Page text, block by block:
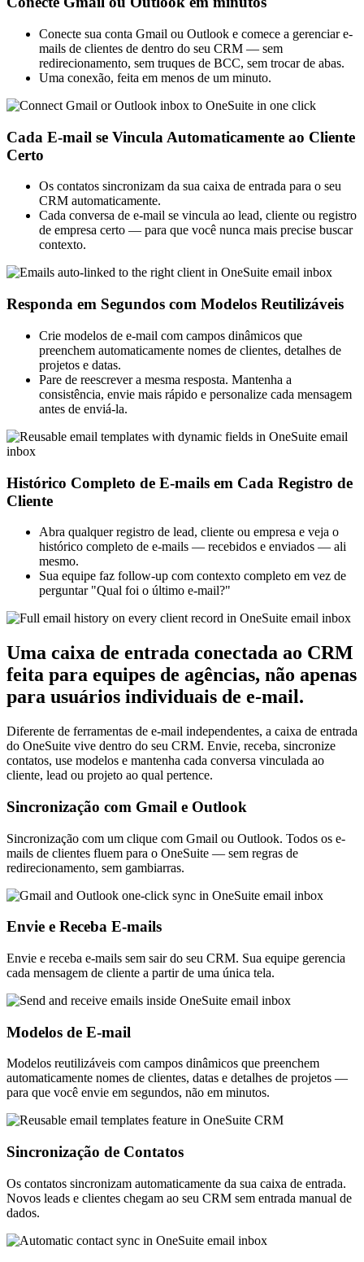
Conecte sua conta Gmail ou Outlook e comece a gerenciar e-
mails de clientes de dentro do seu CRM — sem
redirecionamento, sem truques de BCC, sem trocar de abas.
Uma conexão, feita em menos de um minuto.
Cada E-mail se Vincula Automaticamente ao Cliente
Certo
Os contatos sincronizam da sua caixa de entrada para o seu
CRM automaticamente.
Cada conversa de e-mail se vincula ao lead, cliente ou registro
de empresa certo — para que você nunca mais precise buscar
contexto.
Responda em Segundos com Modelos Reutilizáveis
Crie modelos de e-mail com campos dinâmicos que
preenchem automaticamente nomes de clientes, detalhes de
projetos e datas.
Pare de reescrever a mesma resposta. Mantenha a
consistência, envie mais rápido e personalize cada mensagem
antes de enviá-la.
Histórico Completo de E-mails em Cada Registro de
Cliente
Abra qualquer registro de lead, cliente ou empresa e veja o
histórico completo de e-mails — recebidos e enviados — ali
mesmo.
Sua equipe faz follow-up com contexto completo em vez de
perguntar "Qual foi o último e-mail?"
Uma caixa de entrada conectada ao CRM
feita para equipes de agências, não apenas
para usuários individuais de e-mail.
Diferente de ferramentas de e-mail independentes, a caixa de entrada
do OneSuite vive dentro do seu CRM. Envie, receba, sincronize
contatos, use modelos e mantenha cada conversa vinculada ao
cliente, lead ou projeto ao qual pertence.
Sincronização com Gmail e Outlook
Sincronização com um clique com Gmail ou Outlook. Todos os e-
mails de clientes fluem para o OneSuite — sem regras de
redirecionamento, sem gambiarras.
Envie e Receba E-mails
Envie e receba e-mails sem sair do seu CRM. Sua equipe gerencia
cada mensagem de cliente a partir de uma única tela.
Modelos de E-mail
Modelos reutilizáveis com campos dinâmicos que preenchem
automaticamente nomes de clientes, datas e detalhes de projetos —
para que você envie em segundos, não em minutos.
Sincronização de Contatos
Os contatos sincronizam automaticamente da sua caixa de entrada.
Novos leads e clientes chegam ao seu CRM sem entrada manual de
dados.